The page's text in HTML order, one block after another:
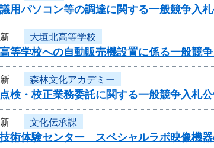
用パソコン等の調達に関する一般競争入
大垣北高等学校
等学校への自動販売機設置に係る一般競
森林文化アカデミー
検・校正業務委託に関する一般競争入札
文化伝承課
術体験センター スペシャルラボ映像機